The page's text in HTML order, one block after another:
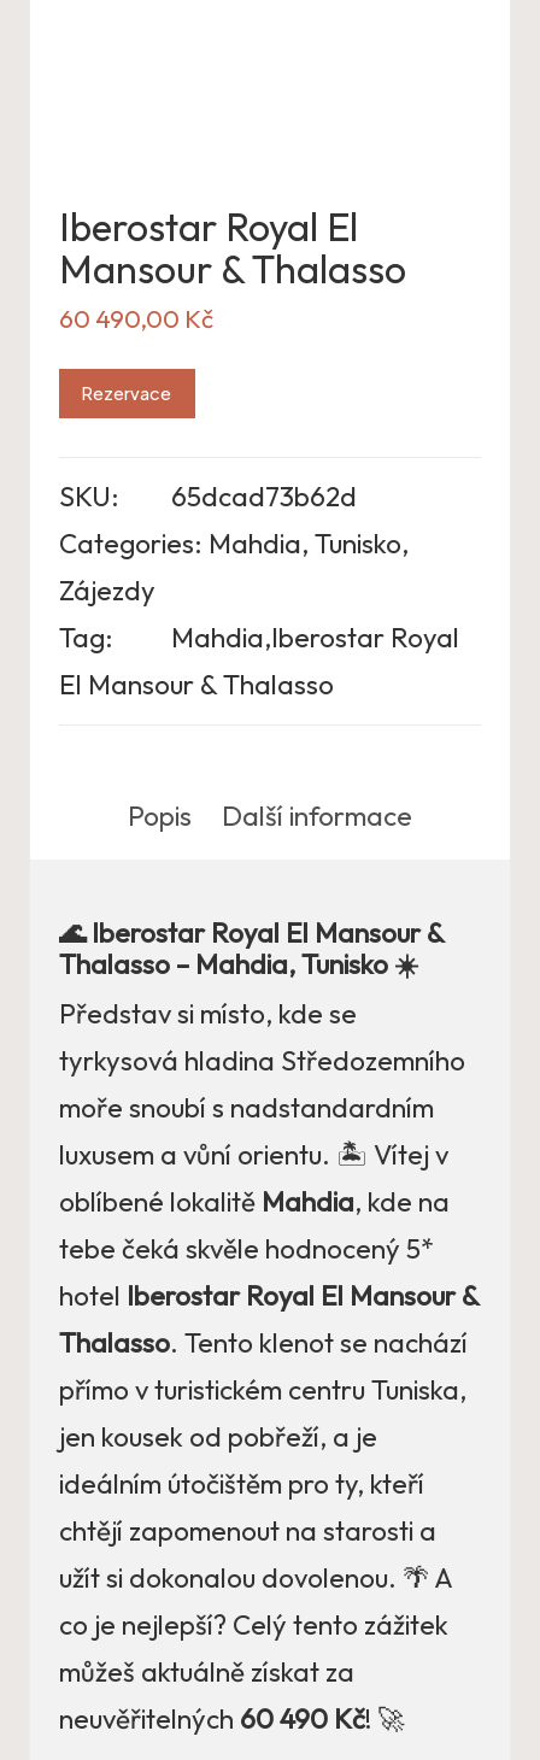
Iberostar Royal El
Mansour & Thalasso
60 490,00 Kč
Rezervace
SKU:
65dcad73b62d
Categories: Mahdia, Tunisko,
Zájezdy
Tag:
Mahdia,Iberostar Royal
El Mansour & Thalasso
Popis Další informace
🌊 Iberostar Royal El Mansour &
Thalasso – Mahdia, Tunisko ☀️
Představ si místo, kde se
tyrkysová hladina Středozemního
moře snoubí s nadstandardním
luxusem a vůní orientu. 🏝️ Vítej v
oblíbené lokalitě Mahdia, kde na
tebe čeká skvěle hodnocený 5*
hotel Iberostar Royal El Mansour &
Thalasso. Tento klenot se nachází
přímo v turistickém centru Tuniska,
jen kousek od pobřeží, a je
ideálním útočištěm pro ty, kteří
chtějí zapomenout na starosti a
užít si dokonalou dovolenou. 🌴 A
co je nejlepší? Celý tento zážitek
můžeš aktuálně získat za
neuvěřitelných 60 490 Kč! 🚀